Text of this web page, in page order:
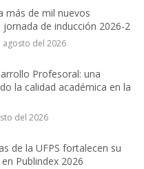
más de mil nuevos
jornada de inducción 2026-2
agosto del 2026
Profesoral: una
la calidad académica en la
del 2026
de la UFPS fortalecen su
Publindex 2026